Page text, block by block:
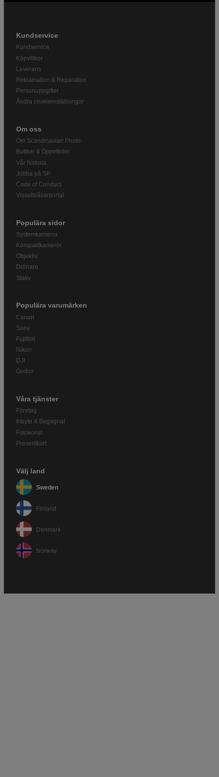
Kundservice
Kundservice
Köpvillkor
Leverans
Reklamation & Reparation
Personuppgifter
Ändra cookieinställningar
Om oss
Om Scandinavian Photo
Butiker & Öppettider
Vår historia
Jobba på SP
Code of Conduct
Visselblåsarportal
Populära sidor
Systemkameror
Kompaktkameror
Objektiv
Drönare
Stativ
Populära varumärken
Canon
Sony
Fujifilm
Nikon
DJI
Godox
Våra tjänster
Företag
Inbyte & Begagnat
Fotokonst
Presentkort
Välj land
Sweden
Finland
Denmark
Norway